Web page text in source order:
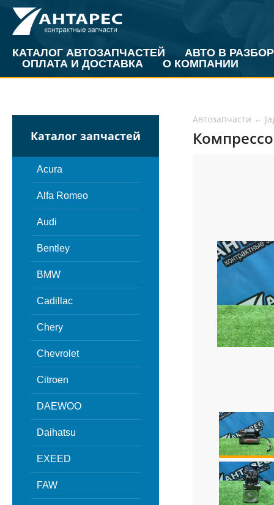
КАТАЛОГ АВТОЗАПЧАСТЕЙ
АВТО В РАЗБОР
ОПЛАТА И ДОСТАВКА
О КОМПАНИИ
Каталог запчастей
Acura
Alfa Romeo
Audi
Bentley
BMW
Cadillac
Chery
Chevrolet
Citroen
DAEWOO
Daihatsu
EXEED
FAW
Автозапчасти ←